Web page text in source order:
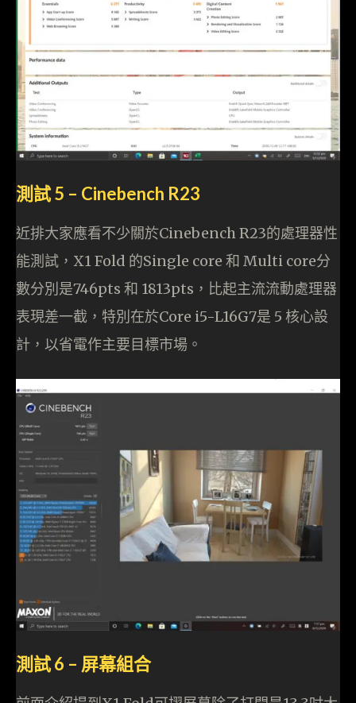
測試 5 – Cinebench R23
近排大家應看不少關於Cinebench R23的處理器性
能測試，X1 Fold 的Single core 和 Multi core分
數分別是746pts 和 1813pts，比起主流流動處理器
表現差一截，特別在於Core i5-L16G7是 5 核心設
計，以省電作主要目標市場。
測試 6 – 屏幕組合